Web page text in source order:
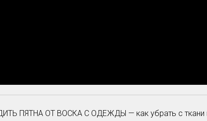
ПЯТНА ОТ ВОСКА С ОДЕЖДЫ — как убрать с ткани